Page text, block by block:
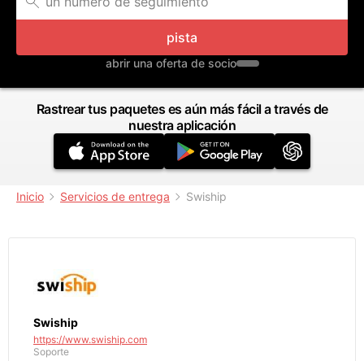
pista
abrir una oferta de socio
Rastrear tus paquetes es aún más fácil a través de
nuestra aplicación
Inicio Servicios de entrega Swiship
Swiship
https://www.swiship.com
Soporte